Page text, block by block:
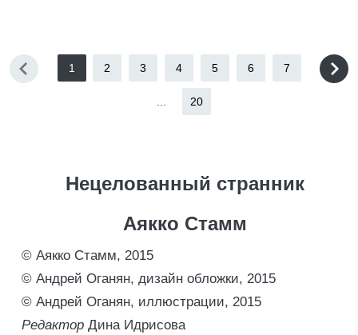
1 2 3 4 5 6 7
20
Нецелованный странник
Аякко Стамм
© Аякко Стамм, 2015
© Андрей Оганян, дизайн обложки, 2015
© Андрей Оганян, иллюстрации, 2015
Редактор Дина Идрисова